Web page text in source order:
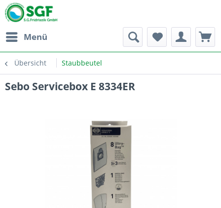
Menü
Übersicht Staubbeutel
Sebo Servicebox E 8334ER